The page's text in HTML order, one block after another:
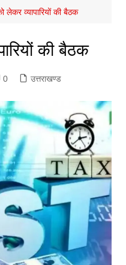
लेकर व्यापारियों की बैठक
की बैठक
0 उत्तराखण्ड